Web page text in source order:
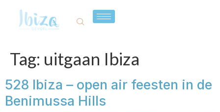
Tag: uitgaan Ibiza
528 Ibiza – open air feesten in de
Benimussa Hills